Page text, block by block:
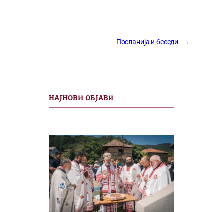
Посланија и беседи →
НАЈНОВИ ОБЈАВИ